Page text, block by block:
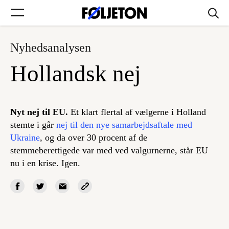
Forsider
Føljetoner
Søg
Nyhedsanalysen
Hollandsk nej
Nyt nej til EU. Et klart flertal af vælgerne i Holland
stemte i går nej til den nye samarbejdsaftale med
Ukraine, og da over 30 procent af de
stemmeberettigede var med ved valgurnerne, står EU
nu i en krise. Igen.